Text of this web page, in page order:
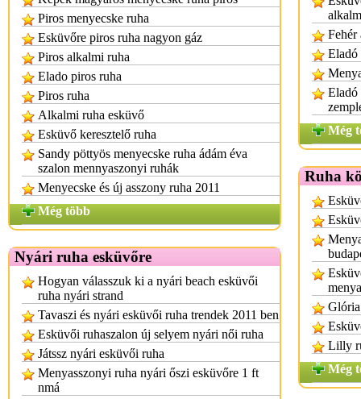
Piros menyecske ruha
Esküvőre piros ruha nagyon gáz
Piros alkalmi ruha
Elado piros ruha
Piros ruha
Alkalmi ruha esküvő
Esküvő keresztelő ruha
Sandy pöttyös menyecske ruha ádám éva
szalon mennyaszonyi ruhák
Menyecske és új asszony ruha 2011
Még több
Nyári ruha esküvőre
Hogyan válasszuk ki a nyári beach esküvői
ruha nyári strand
Tavaszi és nyári esküvői ruha trendek 2011 ben
Esküvői ruhaszalon új selyem nyári női ruha
Játssz nyári esküvői ruha
Menyasszonyi ruha nyári őszi esküvőre 1 ft
nmá
Fehér
Eladó
Eladó
Még
Ruha
Lilly
Még